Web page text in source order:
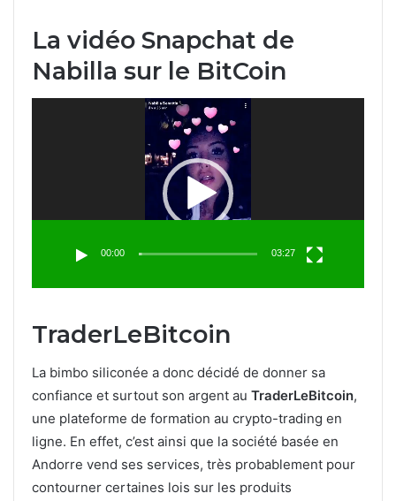
La vidéo Snapchat de
Nabilla sur le BitCoin
00:00 03:27
TraderLeBitcoin
La bimbo siliconée a donc décidé de donner sa
confiance et surtout son argent au TraderLeBitcoin,
une plateforme de formation au crypto-trading en
ligne. En effet, c’est ainsi que la société basée en
Andorre vend ses services, très probablement pour
contourner certaines lois sur les produits